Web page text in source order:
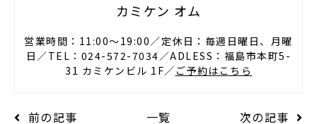
カミケン オム
営業時間：11:00〜19:00／定休日：毎週日曜日、月曜
日／TEL：024-572-7034／ADLESS：福島市本町5-
31 カミケンビル 1F／ ご予約はこちら
前の記事 一覧 次の記事